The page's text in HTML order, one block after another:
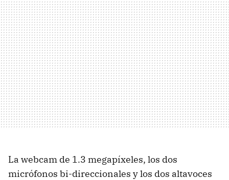
La webcam de 1.3 megapíxeles, los dos
micrófonos bi-direccionales y los dos altavoces